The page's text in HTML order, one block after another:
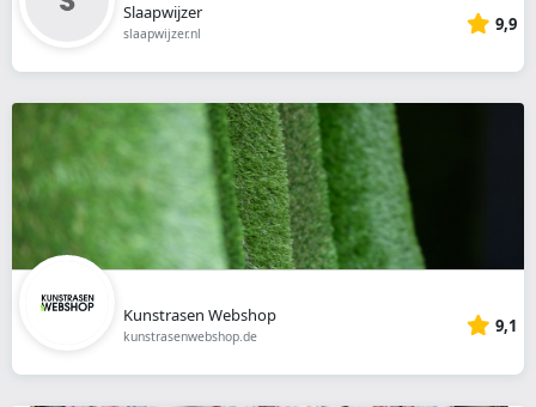
Slaapwijzer
slaapwijzer.nl 9,9
Kunstrasen Webshop
kunstrasenwebshop.de 9,1